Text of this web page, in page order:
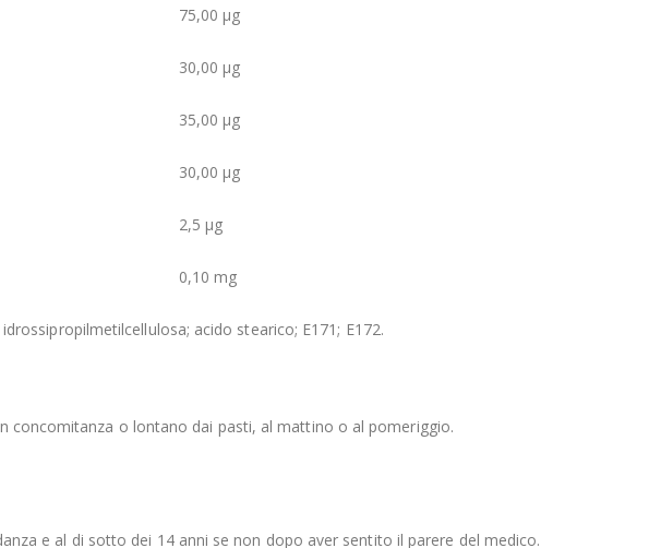
75,00 µg
30,00 µg
35,00 µg
30,00 µg
2,5 µg
0,10 mg
acido stearico; E171; E172.
concomitanza o lontano dai pasti, al mattino o al pomeriggio.
e al di sotto dei 14 anni se non dopo aver sentito il parere del medico.